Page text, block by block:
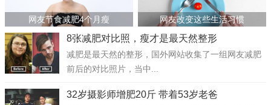
网友节食减肥4个月瘦 网友改变这些生活习惯
8张减肥对比照，瘦才是最天然整形
减肥是最天然的整形，国外网站收集了一组网友减肥
前后的对比照片，当中...
32岁摄影师增肥20斤 带着53岁老爸